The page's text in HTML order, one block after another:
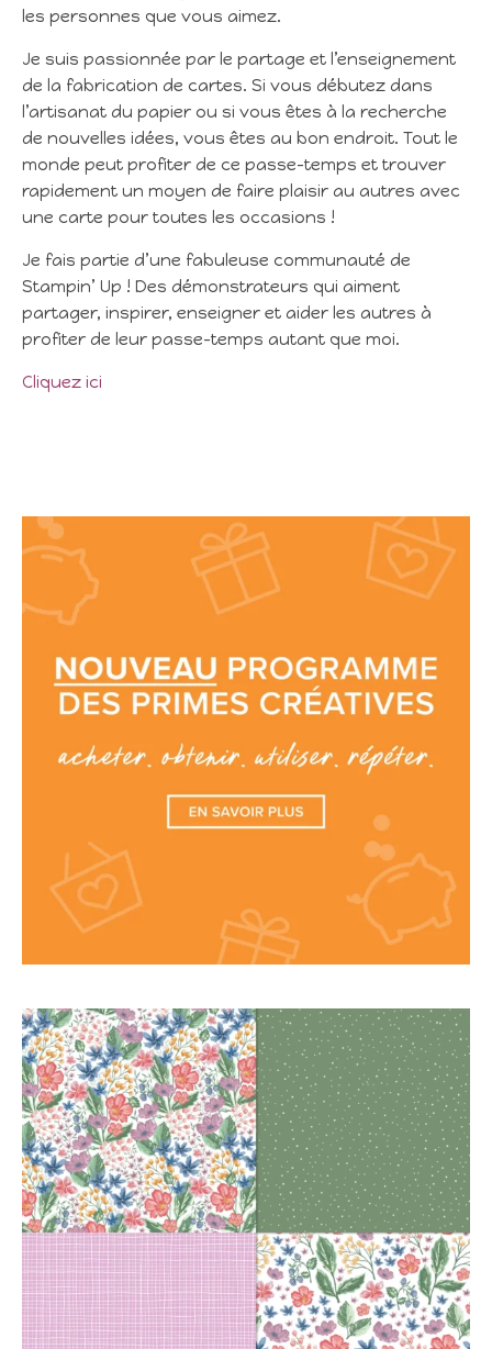
les personnes que vous aimez.
Je suis passionnée par le partage et l’enseignement
de la fabrication de cartes. Si vous débutez dans
l’artisanat du papier ou si vous êtes à la recherche
de nouvelles idées, vous êtes au bon endroit. Tout le
monde peut profiter de ce passe-temps et trouver
rapidement un moyen de faire plaisir au autres avec
une carte pour toutes les occasions !
Je fais partie d’une fabuleuse communauté de
Stampin’ Up ! Des démonstrateurs qui aiment
partager, inspirer, enseigner et aider les autres à
profiter de leur passe-temps autant que moi.
Cliquez ici